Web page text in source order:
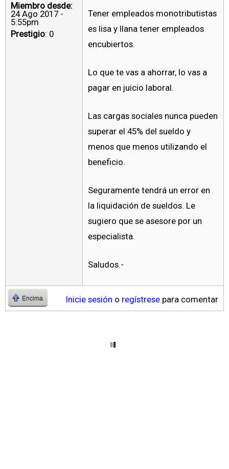
Miembro desde:
24 Ago 2017 -
5:55pm
Prestigio: 0
Tener empleados monotributistas
es lisa y llana tener empleados
encubiertos.
Lo que te vas a ahorrar, lo vas a
pagar en juicio laboral.
Las cargas sociales nunca pueden
superar el 45% del sueldo y
menos que menos utilizando el
beneficio.
Seguramente tendrá un error en
la liquidación de sueldos. Le
sugiero que se asesore por un
especialista.
Saludos.-
Encima Inicie sesión o regístrese para comentar